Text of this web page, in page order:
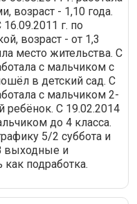
возраст - 1,10 года.
г. по
возраст - от 1,3
место жительства. С
с мальчиком с
в детский сад. C
с мальчиком 2-
ребёнок. С 19.02.2014
до 4 класса.
5/2 суббота и
выходные и
подработка.